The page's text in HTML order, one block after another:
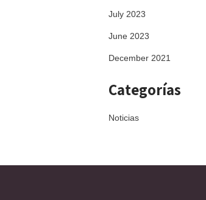
July 2023
June 2023
December 2021
Categorías
Noticias